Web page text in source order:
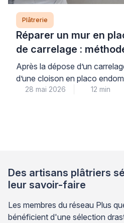
Plâtrerie
Réparer un mur en
de carrelage :
étape par étape
Après la dépose d’un
d’une cloison en placo
directement la qualité et la
28 mai 2026 12 min
Des artisans plâtriers
leur savoir-faire
Les membres du réseau Plus
bénéficient d'une sélection